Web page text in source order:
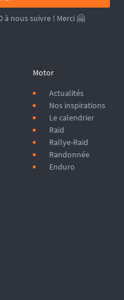
à nous suivre ! Merci 🤗
Motor
Actualités
Nos inspirations
Le calendrier
Raid
Rallye-Raid
Randonnée
Enduro